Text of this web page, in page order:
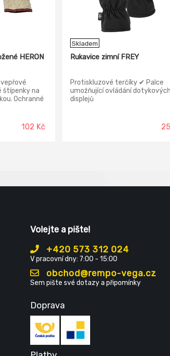
HERON
štípenky na
Ochranné
102 Kč
Skladem
Rukavice zimní FREY
Protiskluzové terčíky ✔ Palce
umožňující ovládání dotykových
displejů
Volejte a pište!
+420 573 312 024
V pracovní dny: 7:00 - 15:00
obchod@rempo-vega.cz
Sem pište své dotazy a připomínky
Doprava